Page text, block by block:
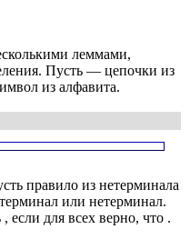
леммами,
Пусть — цепочки из
из алфавита.
правило из нетерминала
или нетерминал.
, если для всех верно, что .